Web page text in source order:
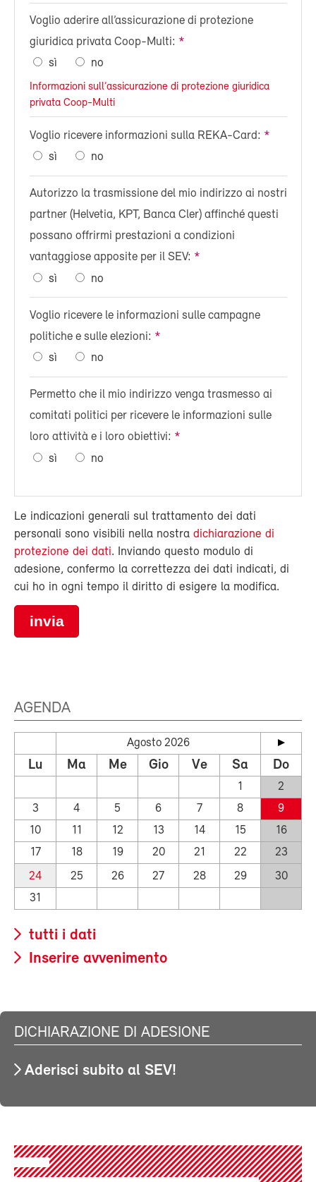
Voglio aderire all’assicurazione di protezione
giuridica privata Coop-Multi:
sì
no
Informazioni sull’assicurazione di protezione giuridica
privata Coop-Multi
Voglio ricevere informazioni sulla REKA-Card:
sì
no
Autorizzo la trasmissione del mio indirizzo ai nostri
partner (Helvetia, KPT, Banca Cler) affinché questi
possano offrirmi prestazioni a condizioni
vantaggiose apposite per il SEV:
sì
no
Voglio ricevere le informazioni sulle campagne
politiche e sulle elezioni:
sì
no
Permetto che il mio indirizzo venga trasmesso ai
comitati politici per ricevere le informazioni sulle
loro attività e i loro obiettivi:
sì
no
Le indicazioni generali sul trattamento dei dati
personali sono visibili nella nostra dichiarazione di
protezione dei dati. Inviando questo modulo di
adesione, confermo la correttezza dei dati indicati, di
cui ho in ogni tempo il diritto di esigere la modifica.
invia
AGENDA
Agosto 2026
Lu Ma Me Gio Ve Sa Do
1
2
3
4 5 6 7 8
9
10
11 12 13 14 15
16
17
18 19 20 21 22
23
24
25 26 27 28 29
30
31
tutti i dati
Inserire avvenimento
DICHIARAZIONE DI ADESIONE
Aderisci subito al SEV!